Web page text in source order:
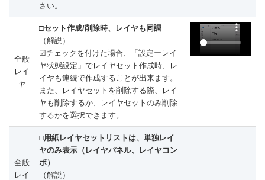
さい。
全般
レイ
ヤ
□セット作成/削除時、レイヤも同調
（解説）
☑チェックを付けた場合、「設定ーレイ
ヤ状態設定」でレイヤセット作成時、レ
イヤも連続で作成することが出来ます。
また、レイヤセットを削除する際、レイ
ヤも削除するか、レイヤセットのみ削除
するかを選択できます。
全般
レイ
□用紙レイヤセットリストは、単独レイ
ヤのみ表示（レイヤパネル、レイヤコン
ボ）
（解説）